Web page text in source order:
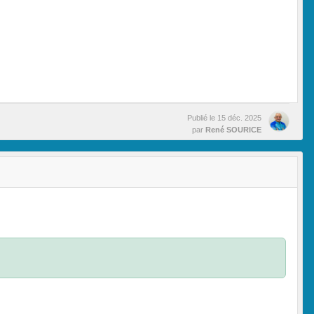
Publié le 15 déc. 2025
par René SOURICE